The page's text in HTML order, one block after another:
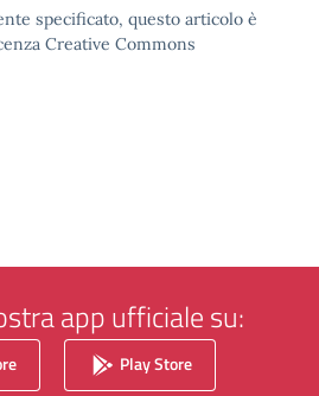
specificato, questo articolo è
Creative Commons
app ufficiale su:
Play Store